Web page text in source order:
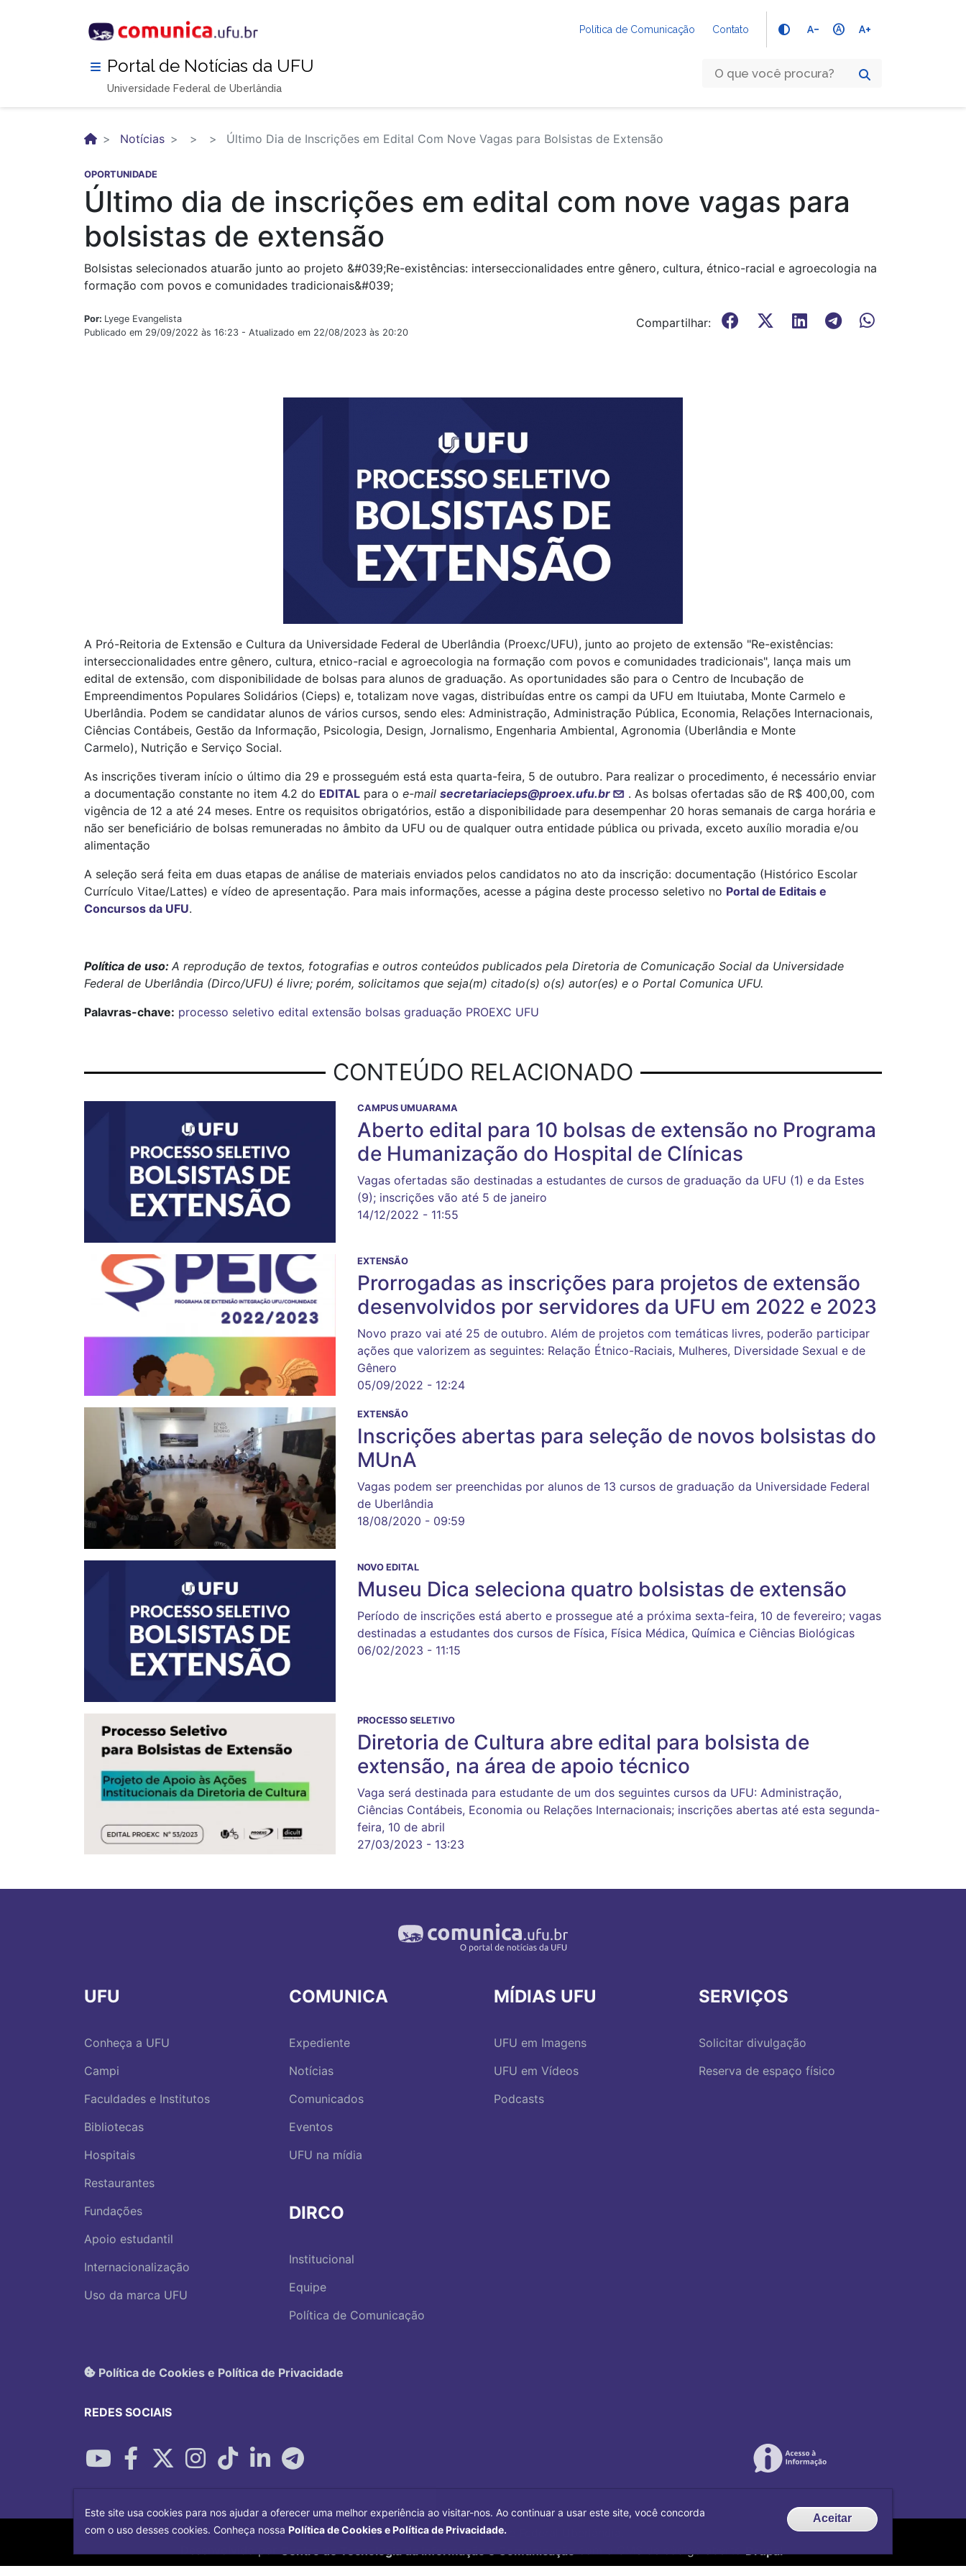
Política de Comunicação Contato text_decrease hdr_auto text_increase
Portal de Notícias da UFU
Universidade Federal de Uberlândia
Notícias Último Dia de Inscrições em Edital Com Nove Vagas para Bolsistas de Extensão
OPORTUNIDADE
Último dia de inscrições em edital com nove vagas para
bolsistas de extensão
Bolsistas selecionados atuarão junto ao projeto &#039;Re-existências: interseccionalidades entre gênero, cultura, étnico-racial e agroecologia na
formação com povos e comunidades tradicionais&#039;
Por: Lyege Evangelista
Publicado em 29/09/2022 às 16:23 - Atualizado em 22/08/2023 às 20:20
Compartilhar:
A Pró-Reitoria de Extensão e Cultura da Universidade Federal de Uberlândia (Proexc/UFU), junto ao projeto de extensão "Re-existências:
interseccionalidades entre gênero, cultura, etnico-racial e agroecologia na formação com povos e comunidades tradicionais", lança mais um
edital de extensão, com disponibilidade de bolsas para alunos de graduação. As oportunidades são para o Centro de Incubação de
Empreendimentos Populares Solidários (Cieps) e, totalizam nove vagas, distribuídas entre os campi da UFU em Ituiutaba, Monte Carmelo e
Uberlândia. Podem se candidatar alunos de vários cursos, sendo eles: Administração, Administração Pública, Economia, Relações Internacionais,
Ciências Contábeis, Gestão da Informação, Psicologia, Design, Jornalismo, Engenharia Ambiental, Agronomia (Uberlândia e Monte
Carmelo), Nutrição e Serviço Social.
As inscrições tiveram início o último dia 29 e prosseguém está esta quarta-feira, 5 de outubro. Para realizar o procedimento, é necessário enviar
a documentação constante no item 4.2 do EDITAL para o e-mail secretariacieps@proex.ufu.br
. As bolsas ofertadas são de R$ 400,00, com
vigência de 12 a até 24 meses. Entre os requisitos obrigatórios, estão a disponibilidade para desempenhar 20 horas semanais de carga horária e
não ser beneficiário de bolsas remuneradas no âmbito da UFU ou de qualquer outra entidade pública ou privada, exceto auxílio moradia e/ou
alimentação
A seleção será feita em duas etapas de análise de materiais enviados pelos candidatos no ato da inscrição: documentação (Histórico Escolar
Currículo Vitae/Lattes) e vídeo de apresentação. Para mais informações, acesse a página deste processo seletivo no Portal de Editais e
Concursos da UFU.
Política de uso: A reprodução de textos, fotografias e outros conteúdos publicados pela Diretoria de Comunicação Social da Universidade
Federal de Uberlândia (Dirco/UFU) é livre; porém, solicitamos que seja(m) citado(s) o(s) autor(es) e o Portal Comunica UFU.
Palavras-chave: processo seletivo edital extensão bolsas graduação PROEXC UFU
CONTEÚDO RELACIONADO
CAMPUS UMUARAMA
Aberto edital para 10 bolsas de extensão no Programa
de Humanização do Hospital de Clínicas
Vagas ofertadas são destinadas a estudantes de cursos de graduação da UFU (1) e da Estes
(9); inscrições vão até 5 de janeiro
14/12/2022 - 11:55
EXTENSÃO
Prorrogadas as inscrições para projetos de extensão
desenvolvidos por servidores da UFU em 2022 e 2023
Novo prazo vai até 25 de outubro. Além de projetos com temáticas livres, poderão participar
ações que valorizem as seguintes: Relação Étnico-Raciais, Mulheres, Diversidade Sexual e de
Gênero
05/09/2022 - 12:24
EXTENSÃO
Inscrições abertas para seleção de novos bolsistas do
MUnA
Vagas podem ser preenchidas por alunos de 13 cursos de graduação da Universidade Federal
de Uberlândia
18/08/2020 - 09:59
NOVO EDITAL
Museu Dica seleciona quatro bolsistas de extensão
Período de inscrições está aberto e prossegue até a próxima sexta-feira, 10 de fevereiro; vagas
destinadas a estudantes dos cursos de Física, Física Médica, Química e Ciências Biológicas
06/02/2023 - 11:15
PROCESSO SELETIVO
Diretoria de Cultura abre edital para bolsista de
extensão, na área de apoio técnico
Vaga será destinada para estudante de um dos seguintes cursos da UFU: Administração,
Ciências Contábeis, Economia ou Relações Internacionais; inscrições abertas até esta segunda-
feira, 10 de abril
27/03/2023 - 13:23
UFU
Conheça a UFU
Campi
Faculdades e Institutos
Bibliotecas
Hospitais
Restaurantes
Fundações
Apoio estudantil
Internacionalização
Uso da marca UFU
COMUNICA
Expediente
Notícias
Comunicados
Eventos
UFU na mídia
DIRCO
Institucional
Equipe
Política de Comunicação
MÍDIAS UFU
UFU em Imagens
UFU em Vídeos
Podcasts
SERVIÇOS
Solicitar divulgação
Reserva de espaço físico
Política de Cookies e Política de Privacidade
REDES SOCIAIS
Copyright©2026Universidade Federal Uberlândia.
Desenvolvido por Centro de Tecnologia da Informação e Comunicação com o CMS de código aberto Drupal
Este site usa cookies para nos ajudar a oferecer uma melhor experiência ao visitar-nos. Ao continuar a usar este site, você concorda
com o uso desses cookies. Conheça nossa Política de Cookies e Política de Privacidade.
Aceitar